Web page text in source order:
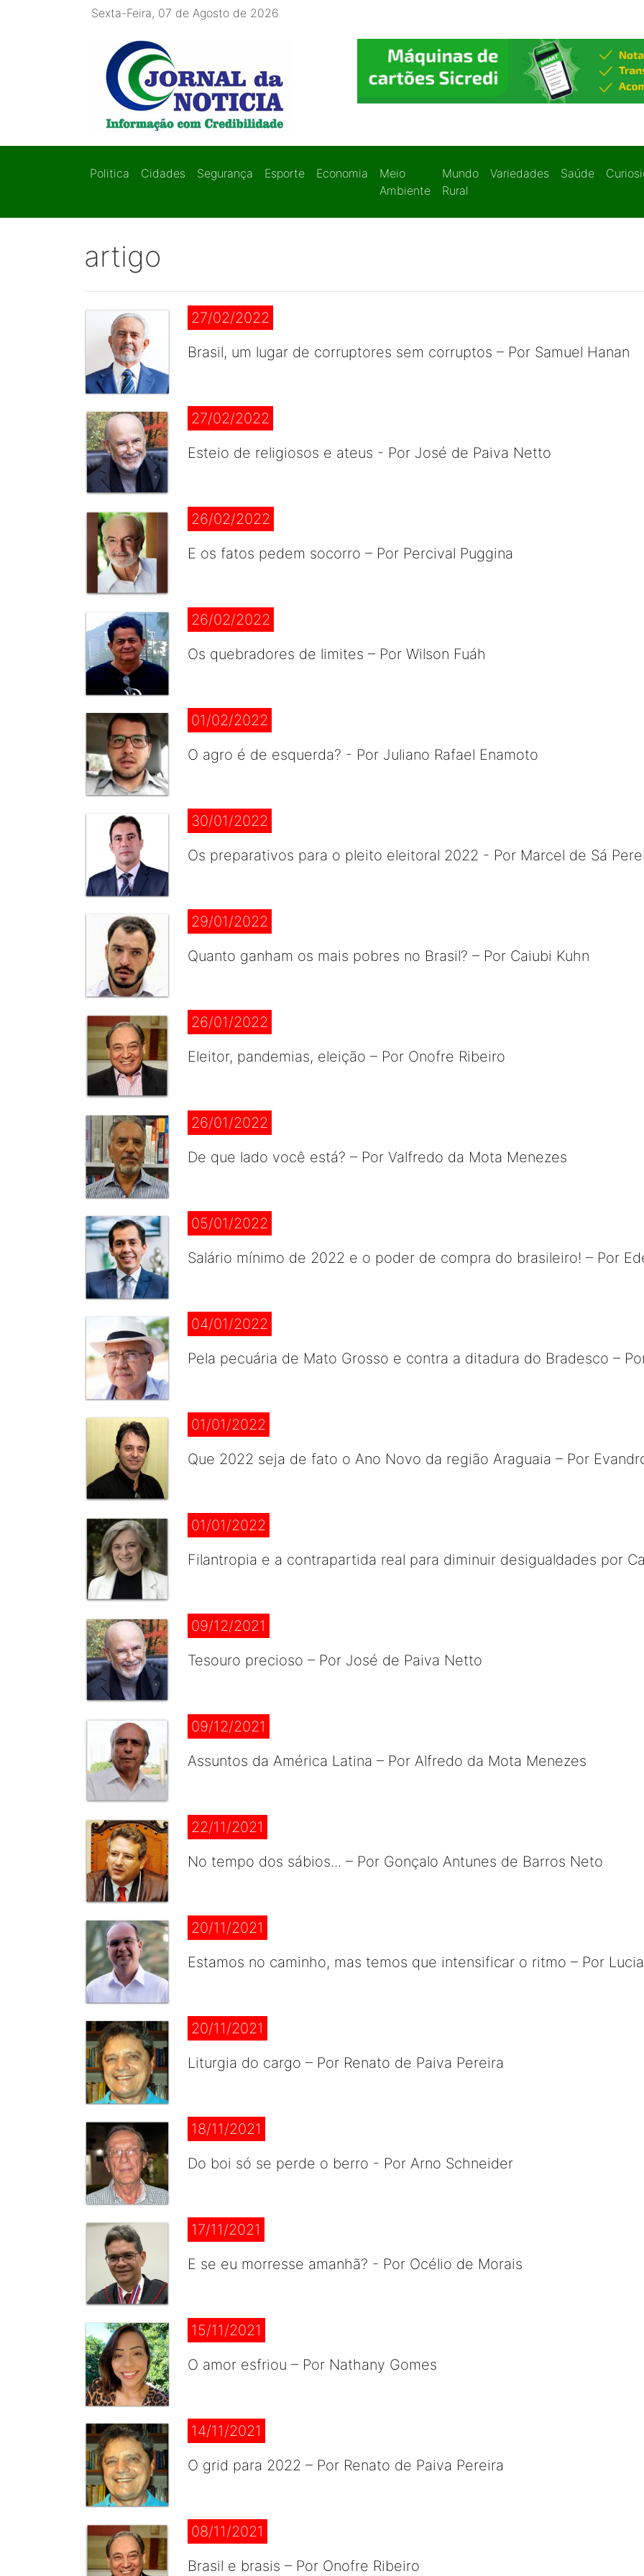
Sexta-Feira, 07 de Agosto de 2026
Politica Cidades Segurança Esporte Economia
Meio
Ambiente
Mundo
Rural
Variedades Saúde
artigo
27/02/2022
Brasil, um lugar de corruptores sem corruptos – Por Samuel Hanan
27/02/2022
Esteio de religiosos e ateus - Por José de Paiva Netto
26/02/2022
E os fatos pedem socorro – Por Percival Puggina
26/02/2022
Os quebradores de limites – Por Wilson Fuáh
01/02/2022
O agro é de esquerda? - Por Juliano Rafael Enamoto
30/01/2022
Os preparativos para o pleito eleitoral 2022 - Por Marcel de Sá
29/01/2022
Quanto ganham os mais pobres no Brasil? – Por Caiubi Kuhn
26/01/2022
Eleitor, pandemias, eleição – Por Onofre Ribeiro
26/01/2022
De que lado você está? – Por Valfredo da Mota Menezes
05/01/2022
Salário mínimo de 2022 e o poder de compra do brasileiro! – Por
04/01/2022
Pela pecuária de Mato Grosso e contra a ditadura do Bradesco –
01/01/2022
Que 2022 seja de fato o Ano Novo da região Araguaia – Por
01/01/2022
Filantropia e a contrapartida real para diminuir desigualdades por
09/12/2021
Tesouro precioso – Por José de Paiva Netto
09/12/2021
Assuntos da América Latina – Por Alfredo da Mota Menezes
22/11/2021
No tempo dos sábios... – Por Gonçalo Antunes de Barros Neto
20/11/2021
Estamos no caminho, mas temos que intensificar o ritmo – Por
20/11/2021
Liturgia do cargo – Por Renato de Paiva Pereira
18/11/2021
Do boi só se perde o berro - Por Arno Schneider
17/11/2021
E se eu morresse amanhã? - Por Océlio de Morais
15/11/2021
O amor esfriou – Por Nathany Gomes
14/11/2021
O grid para 2022 – Por Renato de Paiva Pereira
08/11/2021
Brasil e brasis – Por Onofre Ribeiro